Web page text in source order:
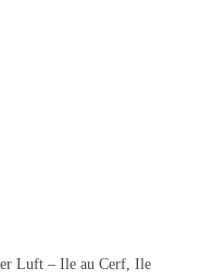
Luft – Ile au Cerf, Ile